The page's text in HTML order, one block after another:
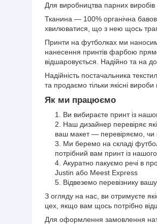
Для виробництва парних
Тканина — 100% органічна
хвилюватися, що з нею щось
Принти на футболках ми
нанесення принтів фарбою
відшаровується. Надійно та на
Надійність постачальника
та продаємо тільки якісні
Як ми працюємо
Ви вибираєте принт із
Наш дизайнер перевіряє
ваш макет — перевіряємо, чи
Ми беремо на складі
потрібний вам принт із
Акуратно пакуємо речі в
Justin або Meest Express
Відвеземо перевізнику
З огляду на нас, ви отримуєте
цех, якщо вам щось потрібно
Для оформлення замовлення